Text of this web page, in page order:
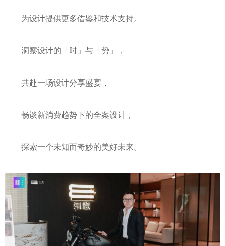
为设计提供更多借鉴和技术支持。
洞察设计的「时」与「势」，
共赴一场设计分享盛宴，
畅谈新消费趋势下的全案设计，
探索一个未知而奇妙的美好未来。